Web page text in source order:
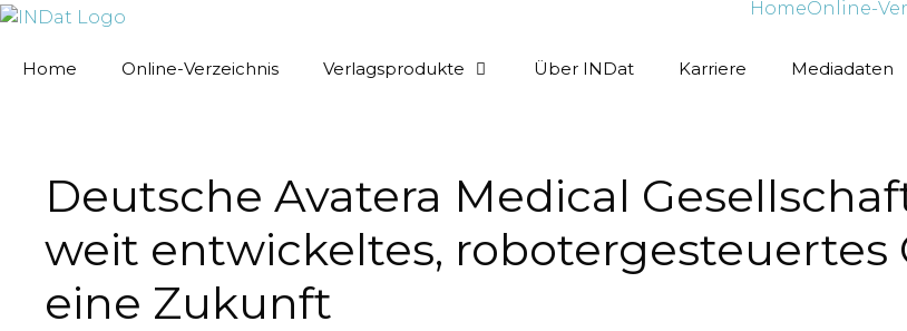
springen
HomeOnline-
Home
Online-Verzeichnis Verlagsprodukte Über INDat Karriere Mediadaten
Deutsche Avatera Medical
weit entwickeltes, robotergesteuertes
eine Zukunft